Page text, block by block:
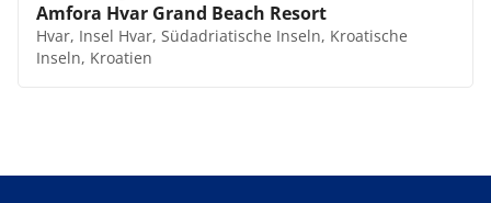
Amfora Hvar Grand Beach Resort
Hvar, Insel Hvar, Südadriatische Inseln, Kroatische
Inseln, Kroatien